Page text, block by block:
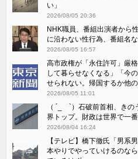
い」
2026/08/05 20:36
NHK職員、番組出演者から
に沿わない性行為、番組名
2026/08/05 16:57
高市政権が「永住許可」厳
して暮らせなくなる」「今
せられない。帰国するか他
2026/08/05 11:01
（ ´_ゝ`）石破前首相、き
界トップ。財政は世界で一番
2026/08/04 16:24
【テレビ】橋下徹氏「男系
本やりでやっていけるのな